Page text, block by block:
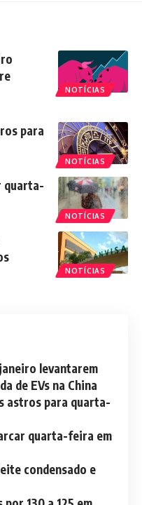
NOTÍCIAS
NOTÍCIAS
para
NOTÍCIAS
quarta-
NOTÍCIAS
levantarem
de EVs na China
astros para quarta-
quarta-feira em
condensado e